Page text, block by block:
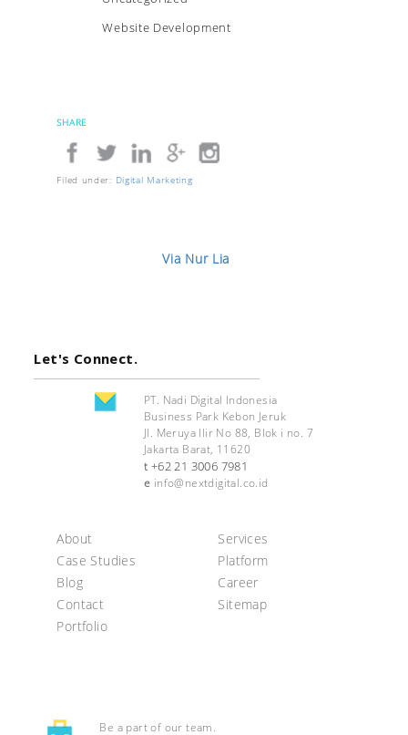
Website Development
SHARE
Filed under: Digital Marketing
Via Nur Lia
Let's Connect.
PT. Nadi Digital Indonesia
Business Park Kebon Jeruk
Jl. Meruya Ilir No 88, Blok i no. 7
Jakarta Barat, 11620
t +62 21 3006 7981
e info@nextdigital.co.id
About
Case Studies
Blog
Contact
Portfolio
Services
Platform
Career
Sitemap
Be a part of our team.